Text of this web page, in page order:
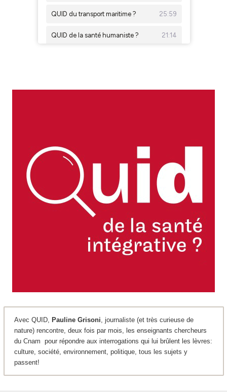
Avec QUID, Pauline Grisoni , journaliste (et très curieuse de
nature) rencontre, deux fois par mois, les enseignants chercheurs
du Cnam pour répondre aux interrogations qui lui brûlent les lèvres:
culture, société, environnement, politique, tous les sujets y
passent!